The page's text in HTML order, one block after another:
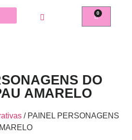
0
DO
AMARELO
/ PAINEL PERSONAGENS